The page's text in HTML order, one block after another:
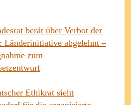
berät über Verbot der
Länderinitiative abgelehnt –
zum
Ethikrat sieht